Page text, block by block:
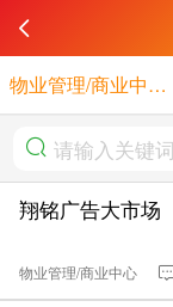
物业管理/商业中心
翔铭广告大市场
物业管理/商业中心